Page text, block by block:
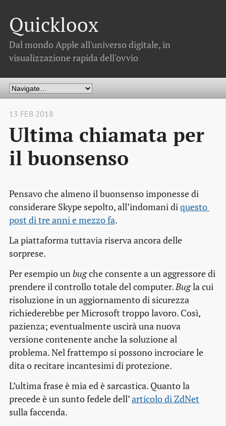
Quickloox
Dal mondo Apple all'universo digitale, in
visualizzazione rapida dell'ovvio
13 FEB 2018
Ultima chiamata per
il buonsenso
Pensavo che almeno il buonsenso imponesse di
considerare Skype sepolto, all’indomani diquesto
post di tre anni e mezzo fa.
La piattaforma tuttavia riserva ancora delle
sorprese.
Per esempio unbugche consente a un aggressore di
prendere il controllo totale del computer.Bugla cui
risoluzione in un aggiornamento di sicurezza
richiederebbe per Microsoft troppo lavoro. Così,
pazienza; eventualmente uscirà una nuova
versione contenente anche la soluzione al
problema. Nel frattempo si possono incrociare le
dita o recitare incantesimi di protezione.
L’ultima frase è mia ed è sarcastica. Quanto la
precede è un sunto fedele dell’articolo di ZdNet
sulla faccenda.